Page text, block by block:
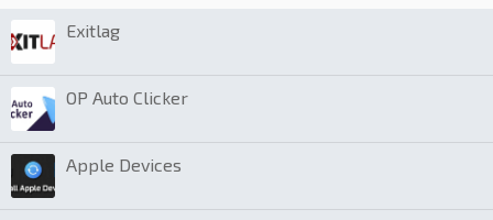
Exitlag
OP Auto Clicker
Apple Devices